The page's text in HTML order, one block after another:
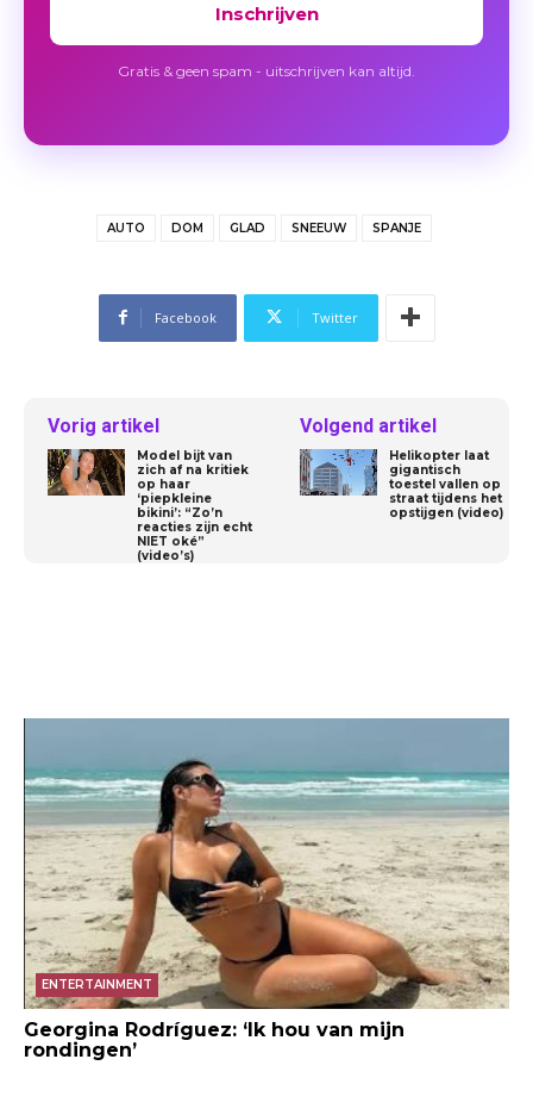
Inschrijven
Gratis & geen spam - uitschrijven kan altijd.
AUTO DOM GLAD SNEEUW SPANJE
Facebook Twitter
Vorig artikel
Model bijt van
zich af na kritiek
op haar
‘piepkleine
bikini’: “Zo’n
reacties zijn echt
NIET oké”
(video’s)
Volgend artikel
Helikopter laat
gigantisch
toestel vallen op
straat tijdens het
opstijgen (video)
ENTERTAINMENT
Georgina Rodríguez: ‘Ik hou van mijn
rondingen’